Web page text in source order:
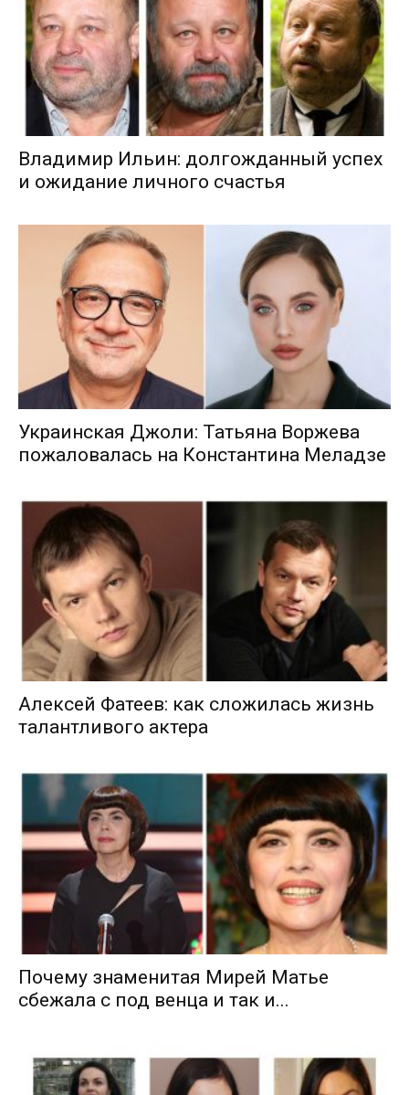
Владимир Ильин: долгожданный успех
и ожидание личного счастья
Украинская Джоли: Татьяна Воржева
пожаловалась на Константина Меладзе
Алексей Фатеев: как сложилась жизнь
талантливого актера
Почему знаменитая Мирей Матье
сбежала с под венца и так и...